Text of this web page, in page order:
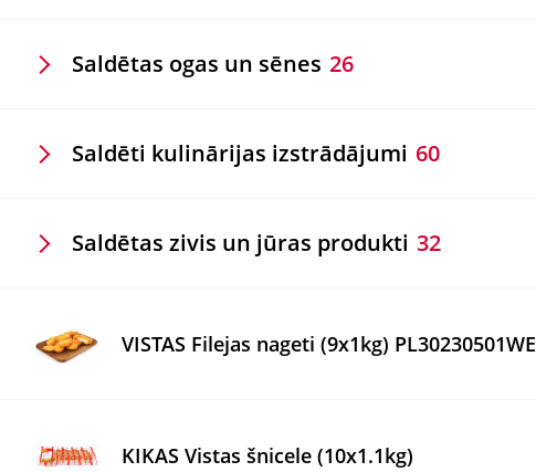
Saldētas ogas un sēnes 26
Saldēti kulinārijas izstrādājumi 60
Saldētas zivis un jūras produkti 32
VISTAS Filejas nageti (9x1kg) PL30230501WE
KIKAS Vistas šnicele (10x1.1kg)